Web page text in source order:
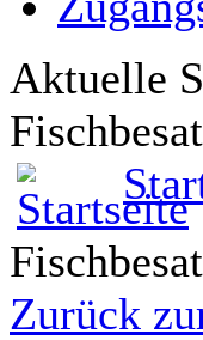
Aktuelle
Zurück